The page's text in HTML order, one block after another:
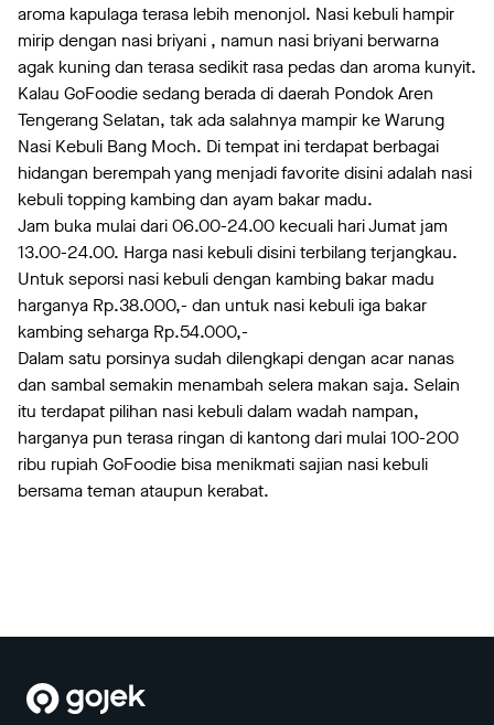
aroma kapulaga terasa lebih menonjol. Nasi kebuli hampir
mirip dengan nasi briyani , namun nasi briyani berwarna
agak kuning dan terasa sedikit rasa pedas dan aroma kunyit.
Kalau GoFoodie sedang berada di daerah Pondok Aren
Tengerang Selatan, tak ada salahnya mampir ke Warung
Nasi Kebuli Bang Moch. Di tempat ini terdapat berbagai
hidangan berempah yang menjadi favorite disini adalah nasi
kebuli topping kambing dan ayam bakar madu.
Jam buka mulai dari 06.00-24.00 kecuali hari Jumat jam
13.00-24.00. Harga nasi kebuli disini terbilang terjangkau.
Untuk seporsi nasi kebuli dengan kambing bakar madu
harganya Rp.38.000,- dan untuk nasi kebuli iga bakar
kambing seharga Rp.54.000,-
Dalam satu porsinya sudah dilengkapi dengan acar nanas
dan sambal semakin menambah selera makan saja. Selain
itu terdapat pilihan nasi kebuli dalam wadah nampan,
harganya pun terasa ringan di kantong dari mulai 100-200
ribu rupiah GoFoodie bisa menikmati sajian nasi kebuli
bersama teman ataupun kerabat.